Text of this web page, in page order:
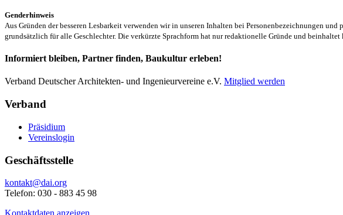
Genderhinweis
Aus Gründen der besseren Lesbarkeit verwenden wir in unseren Inhalten bei Personenbezeichnungen
grundsätzlich für alle Geschlechter. Die verkürzte Sprachform hat nur redaktionelle Gründe und beinhaltet
Informiert bleiben, Partner finden, Baukultur erleben!
Verband Deutscher Architekten- und Ingenieurvereine e.V. Mitglied werden
Verband
Präsidium
Vereinslogin
Geschäftsstelle
kontakt@dai.org
Telefon: 030 - 883 45 98